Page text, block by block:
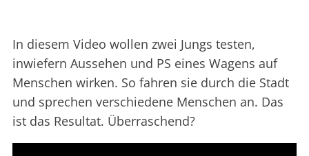
In diesem Video wollen zwei Jungs testen,
inwiefern Aussehen und PS eines Wagens auf
Menschen wirken. So fahren sie durch die Stadt
und sprechen verschiedene Menschen an. Das
ist das Resultat. Überraschend?